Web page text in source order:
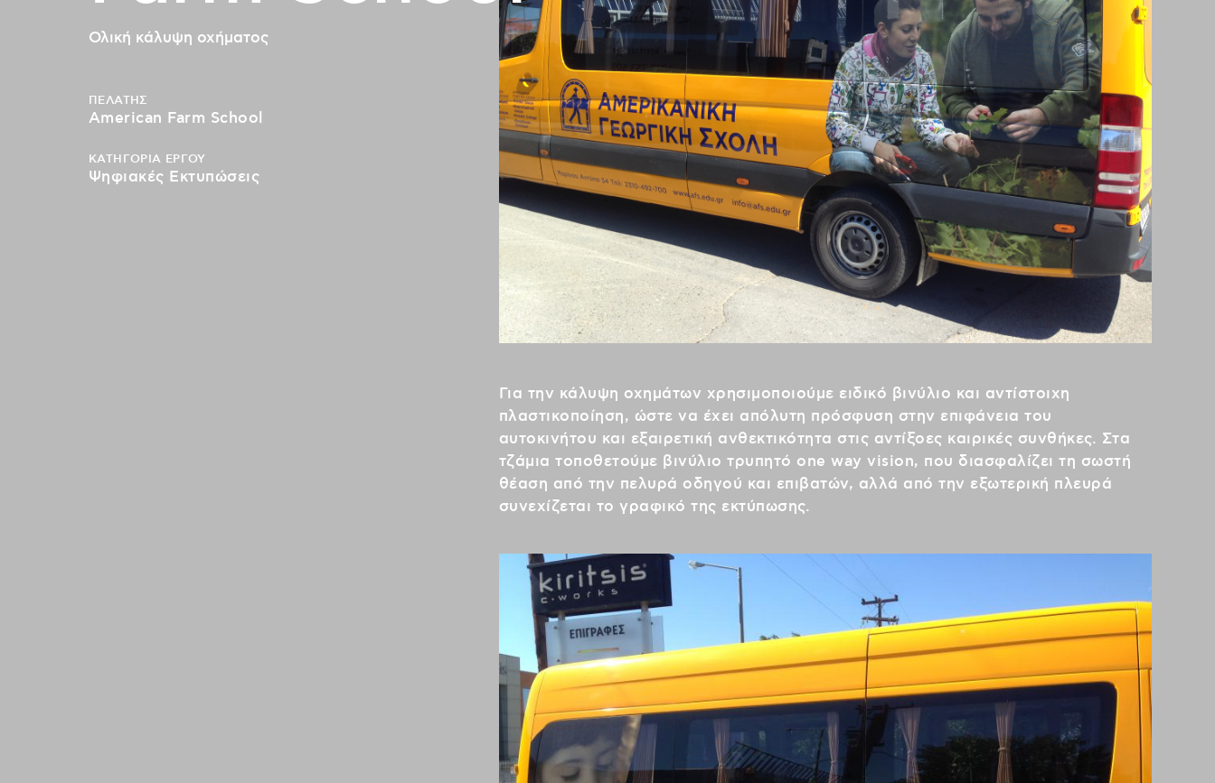
Ολική κάλυψη οχήματος
ΠΕΛΑΤΗΣ
American Farm School
ΚΑΤΗΓΟΡΙΑ ΕΡΓΟΥ
Ψηφιακές Εκτυπώσεις
Για την κάλυψη οχημάτων χρησιμοποιούμε ειδικό βινύλιο και αντίστοιχη
πλαστικοποίηση, ώστε να έχει απόλυτη πρόσφυση στην επιφάνεια του
αυτοκινήτου και εξαιρετική ανθεκτικότητα στις αντίξοες καιρικές συνθήκες. Στα
τζάμια τοποθετούμε βινύλιο τρυπητό one way vision, που διασφαλίζει τη σωστή
θέαση από την πελυρά οδηγού και επιβατών, αλλά από την εξωτερική πλευρά
συνεχίζεται το γραφικό της εκτύπωσης.